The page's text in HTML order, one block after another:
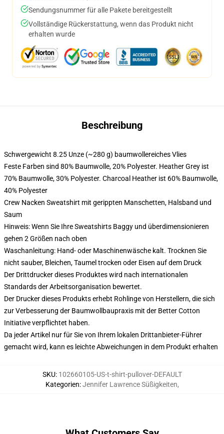
Sendungsnummer für alle Pakete bereitgestellt
Vollständige Rückerstattung, wenn das Produkt nicht
erhalten wurde
Beschreibung
Schwergewicht 8.25 Unze (~280 g) baumwollereiches Vlies
Feste Farben sind 80% Baumwolle, 20% Polyester. Heather Grey ist
70% Baumwolle, 30% Polyester. Charcoal Heather ist 60% Baumwolle,
40% Polyester
Crew Nacken Sweatshirt mit gerippten Manschetten, Halsband und
Saum
Hinweis: Wenn Sie Ihre Sweatshirts Baggy und überdimensionieren
gehen 2 Größen nach oben
Waschanleitung: Hand- oder Maschinenwäsche kalt. Trocknen Sie
nicht sauber, Bleichen, Taumel trocken oder Eisen auf dem Druck
Der Drittdrucker dieses Produktes wird nach internationalen
Standards der Arbeitsorganisation bewertet.
Der Drucker dieses Produkts erhebt Rohlinge von Herstellern, die sich
zur Verbesserung der Baumwollbaupraxis mit der Better Cotton
Initiative verpflichtet haben.
Da jeder Artikel nur für Sie von Ihrem lokalen Drittanbieter-Führer
gemacht wird, kann es leichte Abweichungen in dem Produkt erhalten
SKU: 102660105-US-t-shirt-pullover-DEFAULT
Kategorien:Jennifer Lawrence Süßigkeiten,